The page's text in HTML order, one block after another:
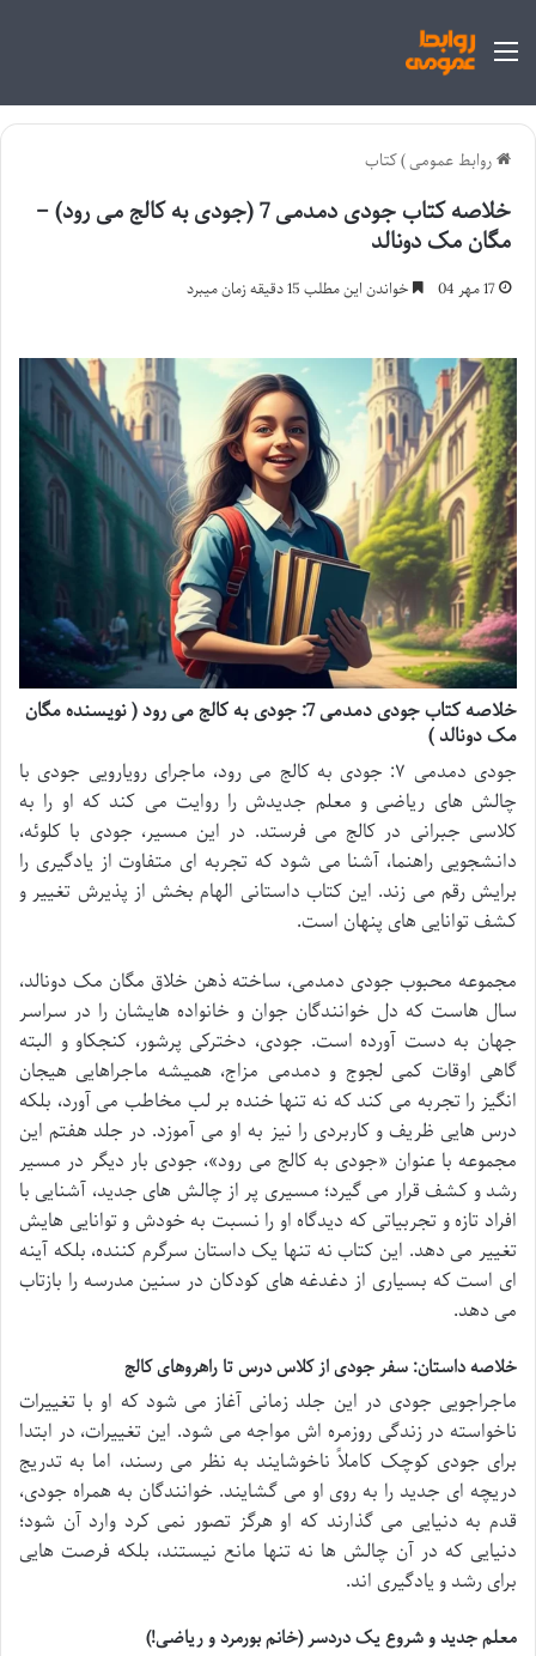
منو
روابط عمومی)کتاب
خلاصه کتاب جودی دمدمی 7 (جودی به کالج می رود) –
مگان مک دونالد
17 مهر 04 خواندن این مطلب 15 دقیقه زمان میبرد
خلاصه کتاب جودی دمدمی 7: جودی به کالج می رود ( نویسنده مگان
مک دونالد )
جودی دمدمی ۷: جودی به کالج می رود، ماجرای رویارویی جودی با
چالش های ریاضی و معلم جدیدش را روایت می کند که او را به
کلاسی جبرانی در کالج می فرستد. در این مسیر، جودی با کلوئه،
دانشجویی راهنما، آشنا می شود که تجربه ای متفاوت از یادگیری را
برایش رقم می زند. این کتاب داستانی الهام بخش از پذیرش تغییر و
کشف توانایی های پنهان است.
مجموعه محبوب جودی دمدمی، ساخته ذهن خلاق مگان مک دونالد،
سال هاست که دل خوانندگان جوان و خانواده هایشان را در سراسر
جهان به دست آورده است. جودی، دخترکی پرشور، کنجکاو و البته
گاهی اوقات کمی لجوج و دمدمی مزاج، همیشه ماجراهایی هیجان
انگیز را تجربه می کند که نه تنها خنده بر لب مخاطب می آورد، بلکه
درس هایی ظریف و کاربردی را نیز به او می آموزد. در جلد هفتم این
مجموعه با عنوان «جودی به کالج می رود»، جودی بار دیگر در مسیر
رشد و کشف قرار می گیرد؛ مسیری پر از چالش های جدید، آشنایی با
افراد تازه و تجربیاتی که دیدگاه او را نسبت به خودش و توانایی هایش
تغییر می دهد. این کتاب نه تنها یک داستان سرگرم کننده، بلکه آینه
ای است که بسیاری از دغدغه های کودکان در سنین مدرسه را بازتاب
می دهد.
خلاصه داستان: سفر جودی از کلاس درس تا راهروهای کالج
ماجراجویی جودی در این جلد زمانی آغاز می شود که او با تغییرات
ناخواسته در زندگی روزمره اش مواجه می شود. این تغییرات، در ابتدا
برای جودی کوچک کاملاً ناخوشایند به نظر می رسند، اما به تدریج
دریچه ای جدید را به روی او می گشایند. خوانندگان به همراه جودی،
قدم به دنیایی می گذارند که او هرگز تصور نمی کرد وارد آن شود؛
دنیایی که در آن چالش ها نه تنها مانع نیستند، بلکه فرصت هایی
برای رشد و یادگیری اند.
معلم جدید و شروع یک دردسر (خانم بورمرد و ریاضی!)